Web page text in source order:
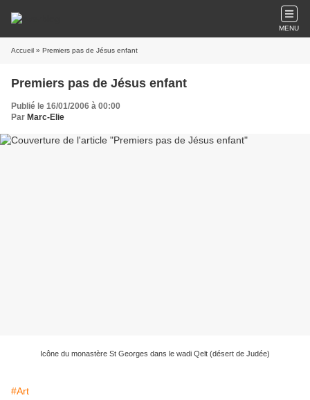
MENU
Accueil » Premiers pas de Jésus enfant
Premiers pas de Jésus enfant
Publié le 16/01/2006 à 00:00
Par Marc-Elie
Icône du monastère St Georges dans le wadi Qelt (désert de Judée)
#Art